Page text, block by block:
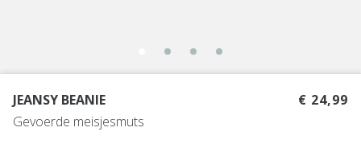
JEANSY BEANIE
Gevoerde meisjesmuts
€ 24,99